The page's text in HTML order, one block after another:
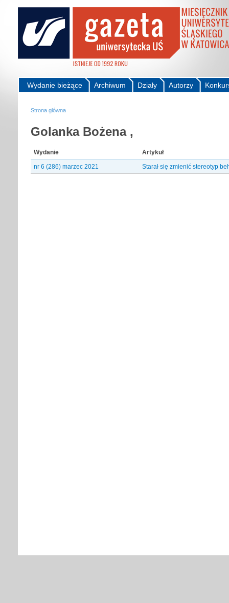
Autorzy
Działy
Archiwum
Wydanie bieżące
Strona główna
Golanka Bożena ,
Wydanie
Artykuł
nr 6 (286) marzec 2021
Starał się zmienić stereotyp